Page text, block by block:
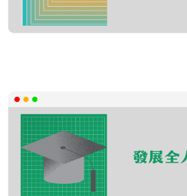
學習建立正面的自我價值及個
發展全人職志
認識人工智能影響下的未來工作特質
探索自我的能力和性情，開創多